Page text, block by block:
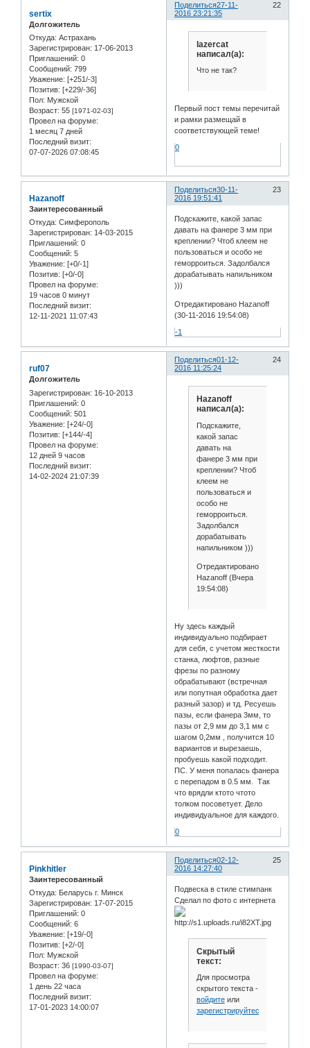
Поделиться 22
27-11-
2016 23:21:35
sertix
Долгожитель
Откуда: Астрахань
Зарегистрирован: 17-06-2013
Приглашений: 0
Сообщений: 799
Уважение: [+251/-3]
Позитив: [+229/-36]
Пол: Мужской
Возраст: 55 [1971-02-03]
Провел на форуме:
1 месяц 7 дней
Последний визит:
07-07-2026 07:08:45
lazercat
написал(а):
Что не так?
Первый пост темы перечитай
и рамки размещай в
соответствующей теме!
0
Поделиться 23
30-11-
2016 19:51:41
Hazanoff
Заинтересованный
Откуда: Симферополь
Зарегистрирован: 14-03-2015
Приглашений: 0
Сообщений: 5
Уважение: [+0/-1]
Позитив: [+0/-0]
Провел на форуме:
19 часов 0 минут
Последний визит:
12-11-2021 11:07:43
Подскажите, какой запас
давать на фанере 3 мм при
креплении? Чтоб клеем не
пользоваться и особо не
геморроиться. Задолбался
дорабатывать напильником
)))
Отредактировано Hazanoff
(30-11-2016 19:54:08)
-1
Поделиться 24
01-12-
2016 11:25:24
ruf07
Долгожитель
Зарегистрирован: 16-10-2013
Приглашений: 0
Сообщений: 501
Уважение: [+24/-0]
Позитив: [+144/-4]
Провел на форуме:
12 дней 9 часов
Последний визит:
14-02-2024 21:07:39
Hazanoff
написал(а):
Подскажите,
какой запас
давать на
фанере 3 мм при
креплении? Чтоб
клеем не
пользоваться и
особо не
геморроиться.
Задолбался
дорабатывать
напильником )))
Отредактировано
Hazanoff (Вчера
19:54:08)
Ну здесь каждый
индивидуально подбирает
для себя, с учетом жесткости
станка, люфтов, разные
фрезы по разному
обрабатывают (встречная
или попутная обработка дает
разный зазор) и тд. Ресуешь
пазы, если фанера 3мм, то
пазы от 2,9 мм до 3,1 мм с
шагом 0,2мм , получится 10
вариантов и вырезаешь,
пробуешь какой подходит.
ПС. У меня попалась фанера
с перепадом в 0.5 мм. Так
что врядли ктото чтото
толком посоветует. Дело
индивидуальное для каждого.
0
Поделиться 25
02-12-
2016 14:27:40
Pinkhitler
Заинтересованный
Откуда: Беларусь г. Минск
Зарегистрирован: 17-07-2015
Приглашений: 0
Сообщений: 6
Уважение: [+19/-0]
Позитив: [+2/-0]
Пол: Мужской
Возраст: 36 [1990-03-07]
Провел на форуме:
1 день 22 часа
Последний визит:
17-01-2023 14:00:07
Подвеска в стиле стимпанк
Сделал по фото с интернета
Скрытый
текст:
Для просмотра
скрытого текста -
войдитеили
зарегистрируйтесь